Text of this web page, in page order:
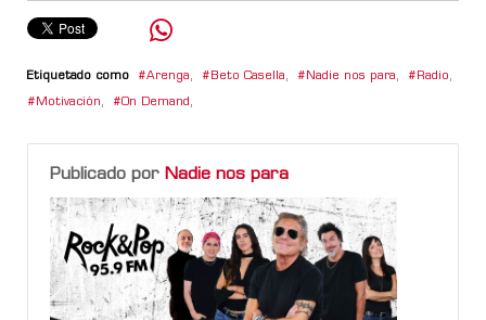
Etiquetado como Arenga, Beto Casella, Nadie nos para, Radio,
Motivación, On Demand ,
Publicado por Nadie nos para